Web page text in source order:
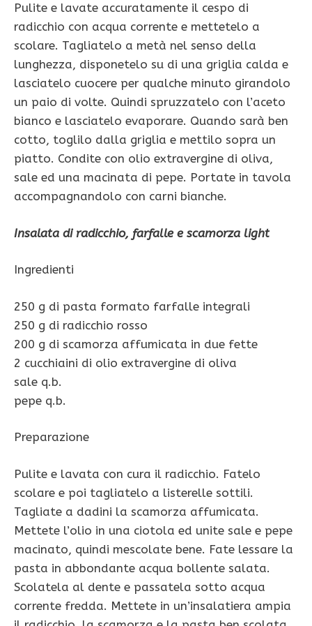
Pulite e lavate accuratamente il cespo di
radicchio con acqua corrente e mettetelo a
scolare. Tagliatelo a metà nel senso della
lunghezza, disponetelo su di una griglia calda e
lasciatelo cuocere per qualche minuto girandolo
un paio di volte. Quindi spruzzatelo con l’aceto
bianco e lasciatelo evaporare. Quando sarà ben
cotto, toglilo dalla griglia e mettilo sopra un
piatto. Condite con olio extravergine di oliva,
sale ed una macinata di pepe. Portate in tavola
accompagnandolo con carni bianche.
Insalata di radicchio, farfalle e scamorza light
Ingredienti
250 g di pasta formato farfalle integrali
250 g di radicchio rosso
200 g di scamorza affumicata in due fette
2 cucchiaini di olio extravergine di oliva
sale q.b.
pepe q.b.
Preparazione
Pulite e lavata con cura il radicchio. Fatelo
scolare e poi tagliatelo a listerelle sottili.
Tagliate a dadini la scamorza affumicata.
Mettete l’olio in una ciotola ed unite sale e pepe
macinato, quindi mescolate bene. Fate lessare la
pasta in abbondante acqua bollente salata.
Scolatela al dente e passatela sotto acqua
corrente fredda. Mettete in un’insalatiera ampia